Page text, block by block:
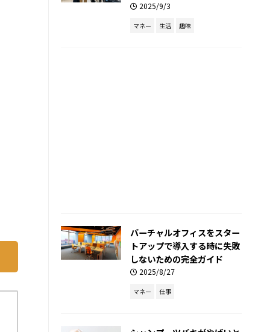
2025/9/3
マネー 生活 趣味
バーチャルオフィスをスター
トアップで導入する時に失敗
しないための完全ガイド
2025/8/27
マネー 仕事